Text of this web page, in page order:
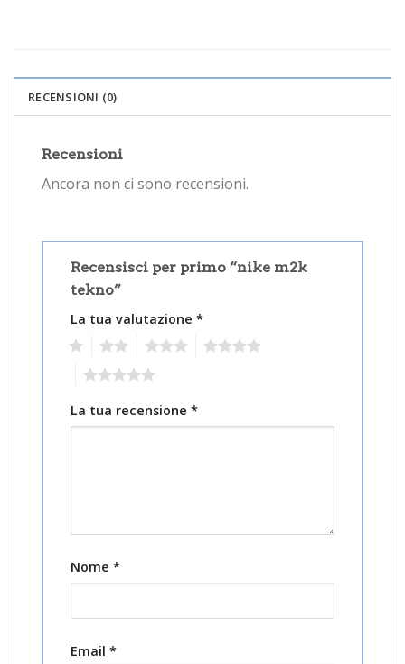
RECENSIONI (0)
Recensioni
Ancora non ci sono recensioni.
Recensisci per primo “nike m2k
tekno”
La tua valutazione *
La tua recensione *
Nome *
Email *